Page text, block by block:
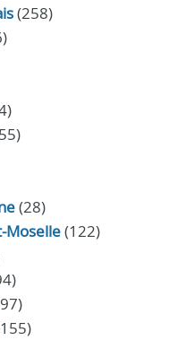
(258)
(28)
Moselle(122)